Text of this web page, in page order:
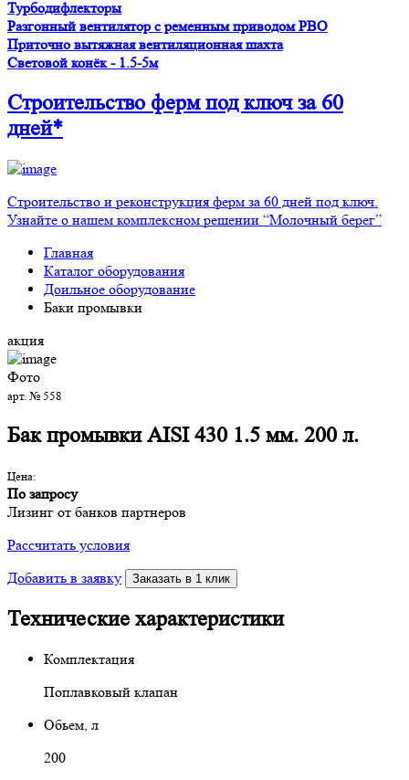
Турбодифлекторы
Разгонный вентилятор с ременным приводом PBO
Приточно вытяжная вентиляционная шахта
Световой конёк - 1.5-5м
Строительство фермпод ключ за 60
дней*
Строительство и реконструкция ферм за 60 дней под ключ.
Узнайте о нашем комплексном решении “Молочный берег”
Главная
Каталог оборудования
Доильное оборудование
Баки промывки
акция
Фото
арт. № 558
Бак промывки AISI 430 1.5 мм. 200 л.
Цена:
По запросу
Лизинг от банков партнеров
Рассчитать условия
Добавить в заявку
Заказать в 1 клик
Технические характеристики
Комплектация
Поплавковый клапан
Обьем, л
200